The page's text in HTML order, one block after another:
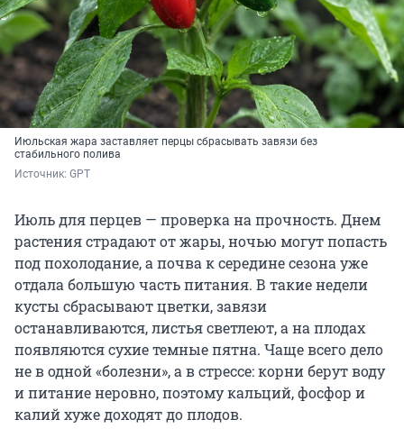
Июльская жара заставляет перцы сбрасывать завязи без
стабильного полива
Источник: GPT
Июль для перцев — проверка на прочность. Днем
растения страдают от жары, ночью могут попасть
под похолодание, а почва к середине сезона уже
отдала большую часть питания. В такие недели
кусты сбрасывают цветки, завязи
останавливаются, листья светлеют, а на плодах
появляются сухие темные пятна. Чаще всего дело
не в одной «болезни», а в стрессе: корни берут воду
и питание неровно, поэтому кальций, фосфор и
калий хуже доходят до плодов.